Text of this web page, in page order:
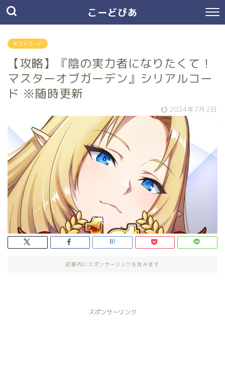
こーどぴあ
ギフトコード
【攻略】『陰の実力者になりたくて！
マスターオブガーデン』シリアルコー
ド ※随時更新
2024年7月2日
記事内にスポンサーリンクを含みます
スポンサーリンク